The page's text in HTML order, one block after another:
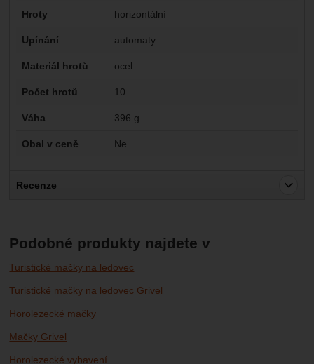
Hroty horizontální
Upínání automaty
Materiál hrotů ocel
Počet hrotů 10
Váha 396 g
Obal v ceně Ne
Recenze
Recenze
Nebyla přidána žádná recenze.
Podobné produkty najdete v
Turistické mačky na ledovec
Turistické mačky na ledovec Grivel
Horolezecké mačky
Mačky Grivel
Horolezecké vybavení